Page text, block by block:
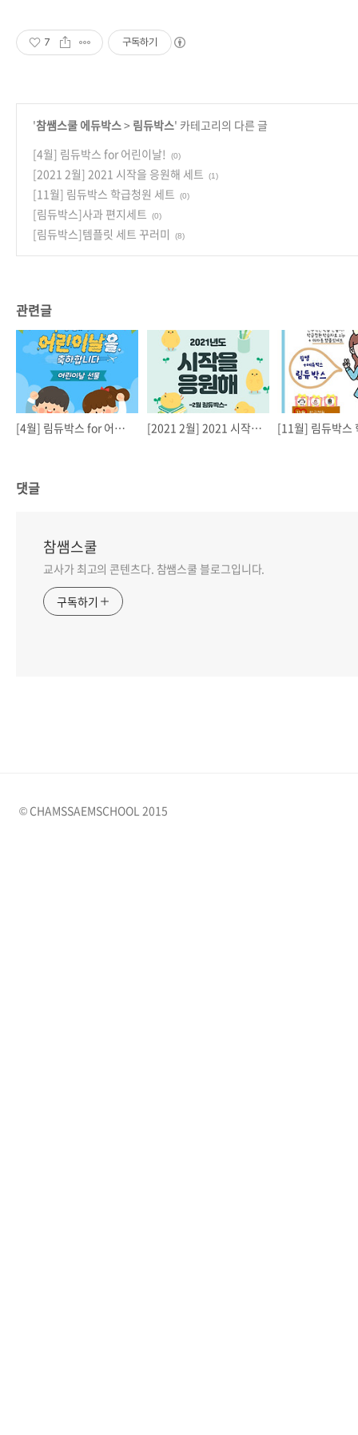
7 구독하기
'참쌤스쿨 에듀박스> 림듀박스' 카테고리의 다른 글
[4월] 림듀박스 for 어린이날!
(0)
[2021 2월] 2021 시작을 응원해 세트 (1)
[11월] 림듀박스 학급청원 세트 (0)
[림듀박스]사과 편지세트 (0)
[림듀박스]템플릿 세트 꾸러미 (8)
관련글
[4월] 림듀박스 for 어린이날! [2021 2월] 2021 시작을 응원해 세트
댓글
참쌤스쿨
교사가 최고의 콘텐츠다. 참쌤스쿨 블로그입니다.
구독하기
© CHAMSSAEMSCHOOL 2015